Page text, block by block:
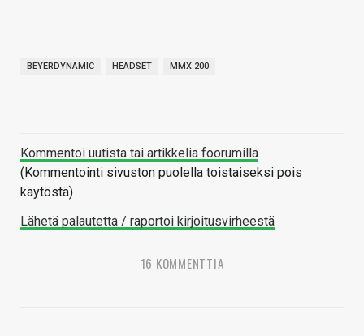
BEYERDYNAMIC HEADSET MMX 200
Kommentoi uutista tai artikkelia foorumilla
(Kommentointi sivuston puolella toistaiseksi pois
käytöstä)
Lähetä palautetta / raportoi kirjoitusvirheestä
16 KOMMENTTIA